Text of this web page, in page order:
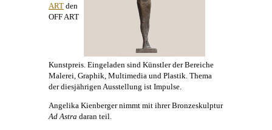
ART den
OFF ART
Kunstpreis. Eingeladen sind Künstler der Bereiche
Malerei , Graphik, Multimedia und Plastik. Thema
der diesjährigen Ausstellung ist Impulse.
Angelika Kienbergernimmt mit ihrer Bronzeskulptur
Ad Astra daran teil.